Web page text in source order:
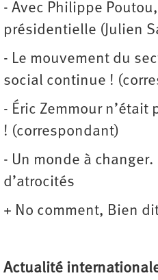
- Avec Philippe
présidentielle (Julien
- Le mouvement du
social continue !
- Éric Zemmour
! (correspondant)
- Un monde à changer.
d’atrocités
+ No comment, Bien
Actualité